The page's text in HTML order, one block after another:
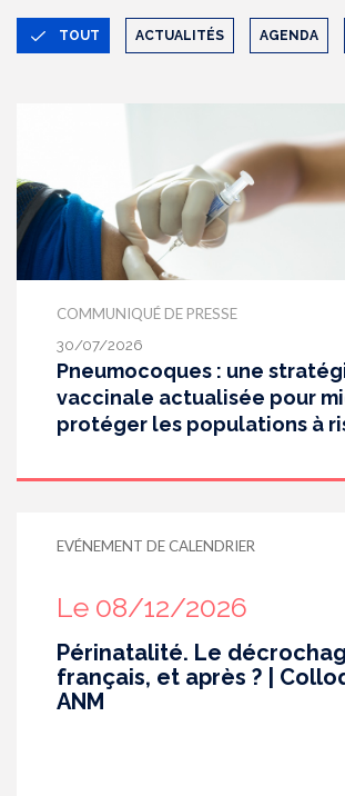
TOUT ACTUALITÉS AGENDA
COMMUNIQUÉ DE PRESSE
30/07/2026
Pneumocoques : une
vaccinale actualisée pour
protéger les populations à
EVÉNEMENT DE CALENDRIER
Le 08/12/2026
Périnatalité. Le
français, et après ? |
ANM